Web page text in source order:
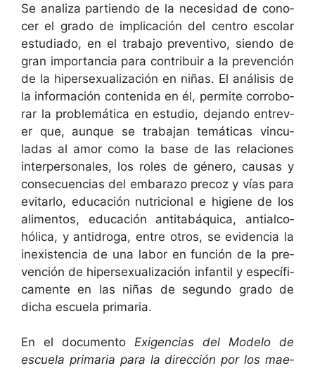
Se anal­iza par­tien­do de la necesi­dad de cono­
cer el gra­do de impli­cación del cen­tro esco­lar
estu­di­a­do, en el tra­ba­jo pre­ven­ti­vo, sien­do de
gran impor­tan­cia para con­tribuir a la pre­ven­ción
de la hiper­sex­u­al­ización en niñas. El análi­sis de
la infor­ma­ción con­teni­da en él, per­mite cor­rob­o­
rar la prob­lemáti­ca en estu­dio, dejan­do entr­ev­
er que, aunque se tra­ba­jan temáti­cas vin­cu­
ladas al amor como la base de las rela­ciones
inter­per­son­ales, los roles de género, causas y
con­se­cuen­cias del embara­zo pre­coz y vías para
evi­tar­lo, edu­cación nutri­cional e higiene de los
ali­men­tos, edu­cación antitabáquica, antial­co­
hóli­ca, y antidro­ga, entre otros, se evi­den­cia la
inex­is­ten­cia de una labor en fun­ción de la pre­
ven­ción de hiper­sex­u­al­ización infan­til y especí­fi­
ca­mente en las niñas de segun­do gra­do de
dicha escuela primaria.
En el doc­u­men­to Exi­gen­cias del Mod­e­lo de
escuela pri­maria para la direc­ción por los mae­